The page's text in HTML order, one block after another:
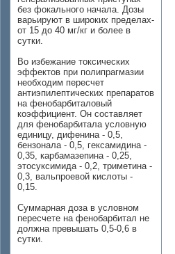
без фокального начала. Дозы
варьируют в широких пределах-
от 15 до 40 мг/кг и более в
сутки.
Во избежание токсических
эффектов при полипрагмазии
необходим пересчет
антиэпилептических препаратов
на фенобарбиталовый
коэффициент. Он составляет
для фенобарбитала условную
единицу, дифенина - 0,5,
бензонала - 0,5, гексамидина -
0,35, карбамазепина - 0,25,
этосуксимида - 0,2, триметина -
0,3, вальпроевой кислоты -
0,15.
Суммарная доза в условном
пересчете на фенобарбитал не
должна превышать 0,5-0,6 в
сутки.